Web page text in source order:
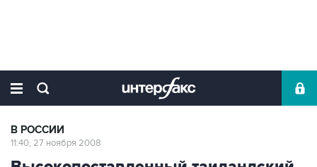
В РОССИИ
11:40, 27 ноября 2008